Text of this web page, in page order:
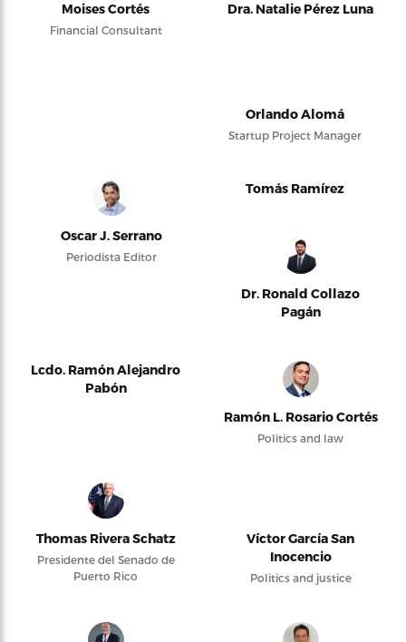
Moises Cortés
Financial Consultant
Dra. Natalie Pérez Luna
Orlando Alomá
Startup Project Manager
Oscar J. Serrano
Periodista Editor
Tomás Ramírez
Dr. Ronald Collazo
Pagán
Lcdo. Ramón Alejandro
Pabón
Ramón L. Rosario Cortés
Politics and law
Thomas Rivera Schatz
Presidente del Senado de
Puerto Rico
Víctor García San
Inocencio
Politics and justice